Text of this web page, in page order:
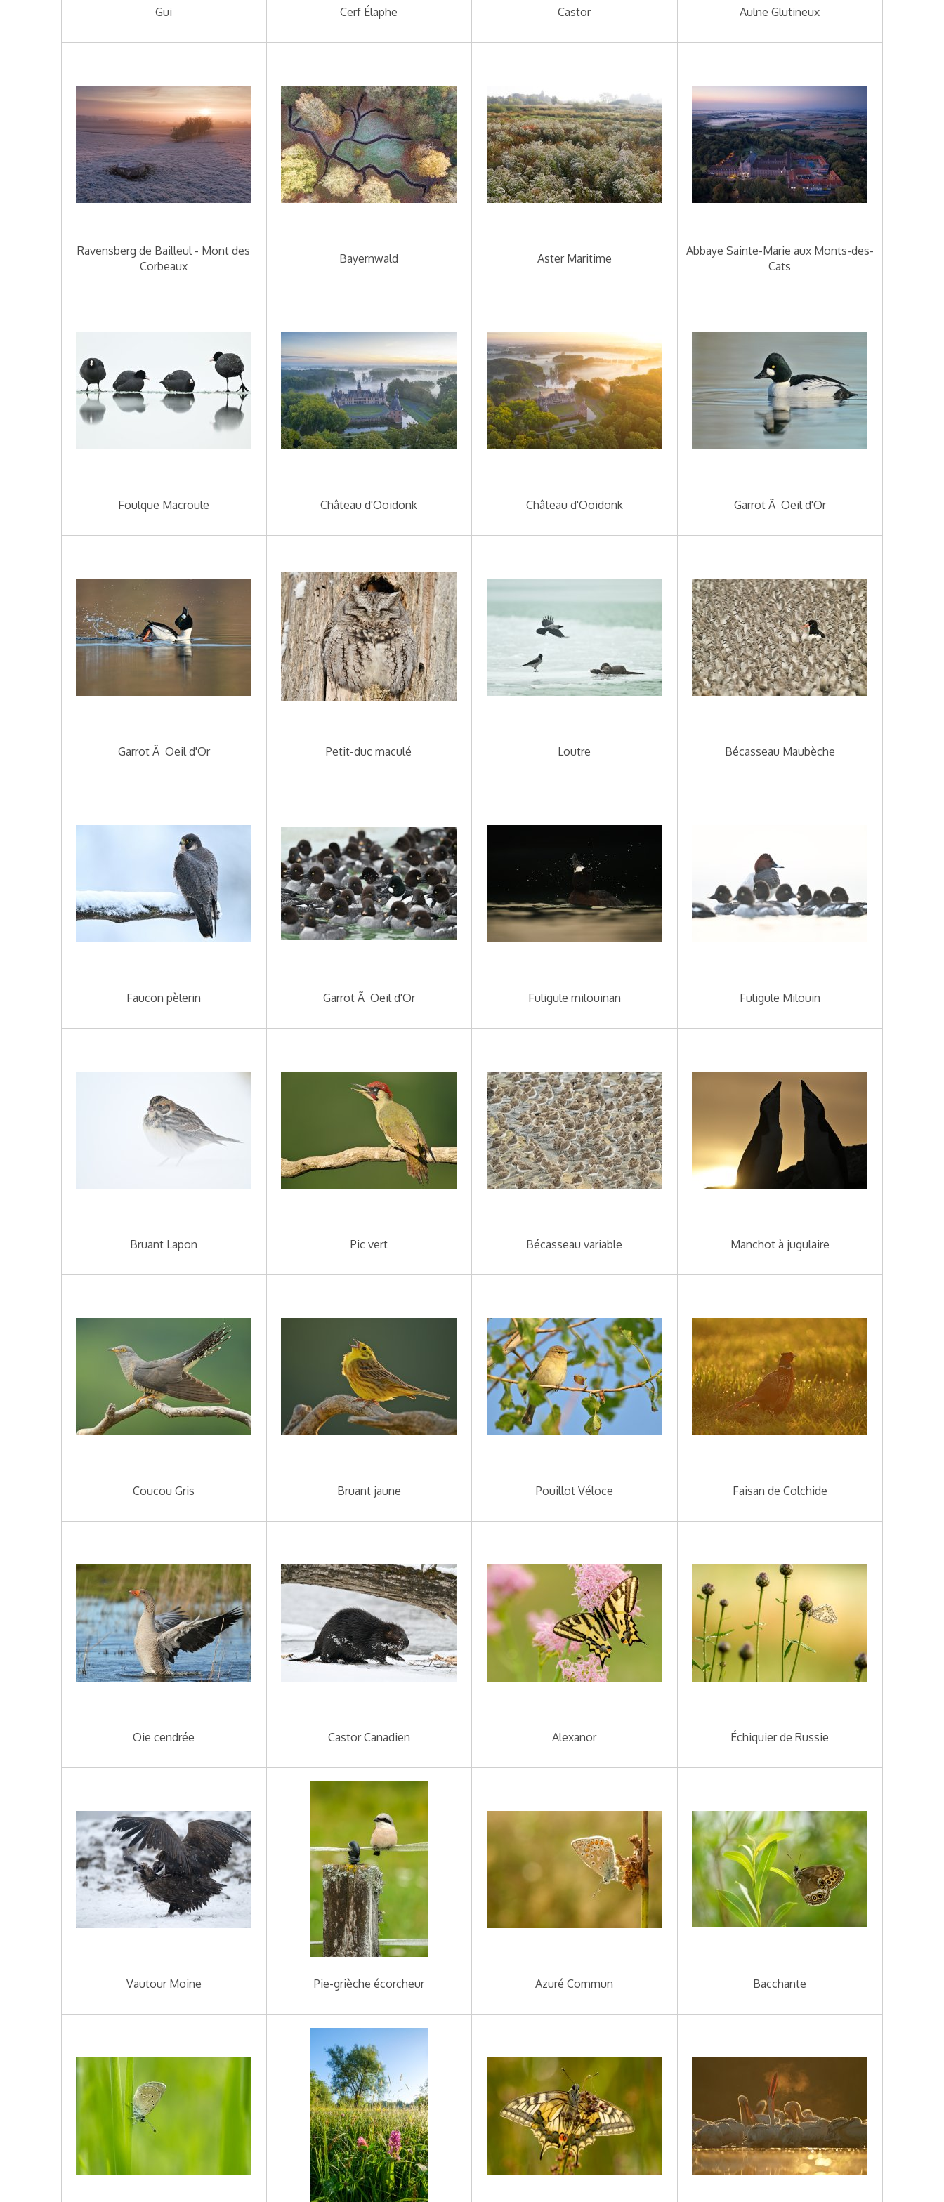
Gui Cerf Élaphe Castor Aulne Glutineux
Ravensberg de Bailleul - Mont des
Corbeaux
Bayernwald Aster Maritime
Abbaye Sainte-Marie aux Monts-des-
Cats
Foulque Macroule Château d'Ooidonk Château d'Ooidonk Garrot Ã Oeil d'Or
Garrot Ã Oeil d'Or Petit-duc maculé Loutre Bécasseau Maubèche
Faucon pèlerin Garrot Ã Oeil d'Or Fuligule milouinan Fuligule Milouin
Bruant Lapon Pic vert Bécasseau variable Manchot à jugulaire
Coucou Gris Bruant jaune Pouillot Véloce Faisan de Colchide
Oie cendrée Castor Canadien Alexanor Échiquier de Russie
Vautour Moine Pie-grièche écorcheur Azuré Commun Bacchante